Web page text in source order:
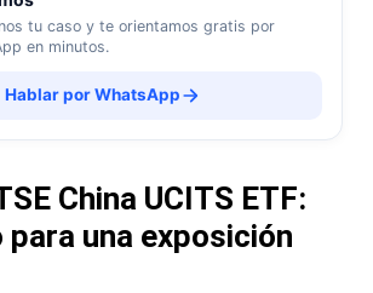
tu caso y te orientamos gratis por
en minutos.
Hablar por WhatsApp
China UCITS ETF:
una exposición